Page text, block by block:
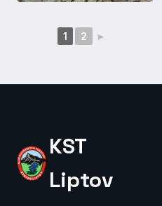
1 2 ►
KST
Liptov